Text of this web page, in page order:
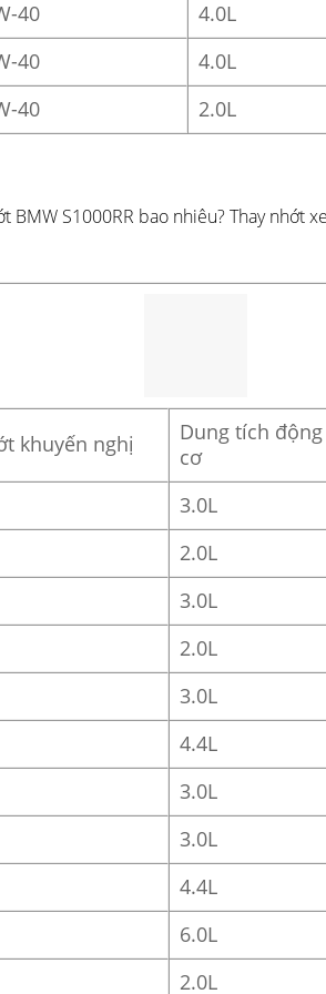
40 4.0L
40 4.0L
40 2.0L
S1000RR bao nhiêu? Thay nhớt
khuyến nghị
Dung tích động
cơ
3.0L
2.0L
3.0L
2.0L
3.0L
4.4L
3.0L
3.0L
4.4L
6.0L
2.0L